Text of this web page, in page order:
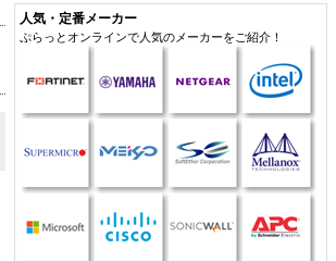
人気・定番メーカー
ぷらっとオンラインで人気のメーカーをご紹介！